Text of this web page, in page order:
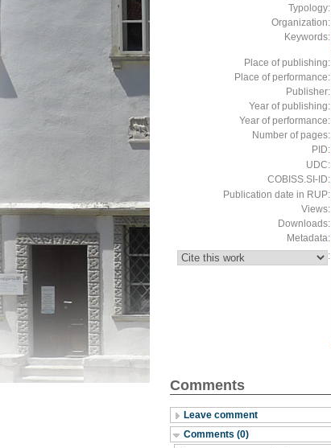
Typology:
Organization:
Keywords:
Place of publishing:
Place of performance:
Publisher:
Year of publishing:
Year of performance:
Number of pages:
PID:
UDC:
COBISS.SI-ID:
Publication date in RUP:
Views:
Downloads:
Metadata:
:
Comments
Leave comment
Comments (0)